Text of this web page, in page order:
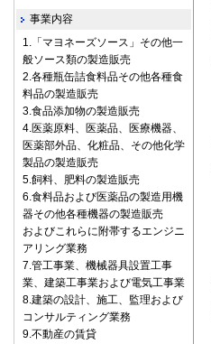
事業内容
1.「マヨネーズソース」その他一
般ソース類の製造販売
2.各種瓶缶詰食料品その他各種食
料品の製造販売
3.食品添加物の製造販売
4.医薬原料、医薬品、医療機器、
医薬部外品、化粧品、その他化学
製品の製造販売
5.飼料、肥料の製造販売
6.食料品および医薬品の製造用機
器その他各種機器の製造販売
およびこれらに附帯するエンジニ
アリング業務
7.管工事業、機械器具設置工事
業、建築工事業および電気工事業
8.建築の設計、施工、監理および
コンサルティング業務
9.不動産の賃貸